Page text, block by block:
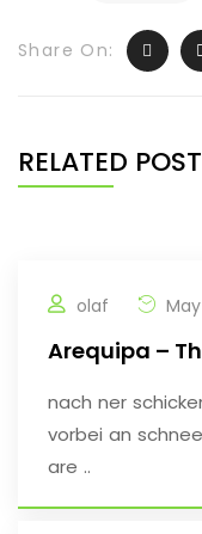
Share On:
RELATED
olaf May
Arequipa –
nach ner
vorbei an
are ..